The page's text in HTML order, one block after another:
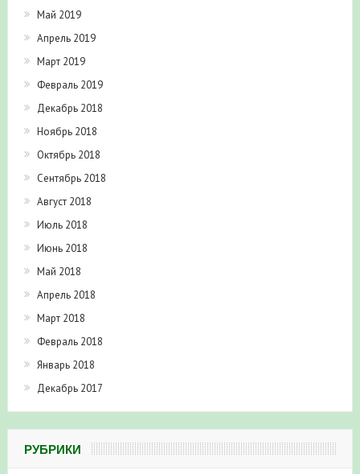
Май 2019
Апрель 2019
Март 2019
Февраль 2019
Декабрь 2018
Ноябрь 2018
Октябрь 2018
Сентябрь 2018
Август 2018
Июль 2018
Июнь 2018
Май 2018
Апрель 2018
Март 2018
Февраль 2018
Январь 2018
Декабрь 2017
РУБРИКИ